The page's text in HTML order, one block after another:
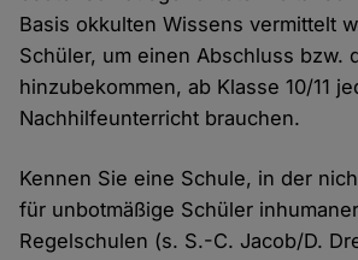
Basis okkulten Wissens vermittelt
Schüler, um einen Abschluss bzw.
hinzubekommen, ab Klasse 10/11
Nachhilfeunterricht brauchen.
Kennen Sie eine Schule, in der
für unbotmäßige Schüler
Regelschulen (s. S.-C. Jacob/D.